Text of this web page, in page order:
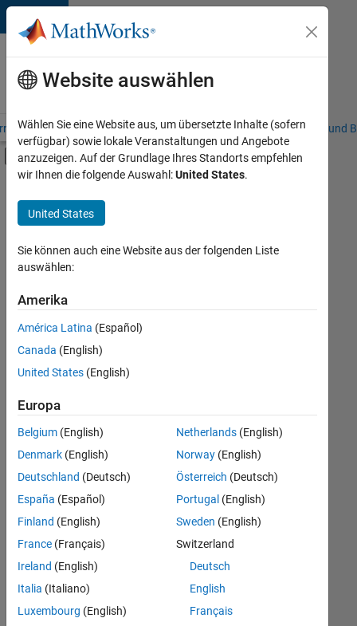
Weiter zum Inhalt
Karriere
bei
MathWorks
– Übersicht Stellensuche Niederlassungen Studierende und
Umschaltung für Off-Canvas-
Hauptinhalt
Information Technology
Commercial Sales
Education Sales
Inside Sales
Marketing Communications
Marketing Services
Business Model Team
+6
Derzeit
es
keine
offenen
Stellen,
Ihren
Suchkriterien
entsprechen.
können
die
Suchkriterien
weiter
fassen
oder
alle
Stellenangebote
anzeigen .
Website auswählen
Wählen Sie eine Website aus, um übersetzte Inhalte (sofern
verfügbar) sowie lokale Veranstaltungen und Angebote
anzuzeigen. Auf der Grundlage Ihres Standorts empfehlen
wir Ihnen die folgende Auswahl:United States.
United States
Sie können auch eine Website aus der folgenden Liste
auswählen:
Amerika
América Latina (Español)
Canada (English)
United States (English)
Europa
Belgium (English)
Denmark (English)
Deutschland (Deutsch)
España (Español)
Finland (English)
France (Français)
Ireland (English)
Italia (Italiano)
Luxembourg (English)
Netherlands(English)
Norway(English)
Österreich (Deutsch)
Portugal (English)
Sweden (English)
Switzerland
Deutsch
English
Français